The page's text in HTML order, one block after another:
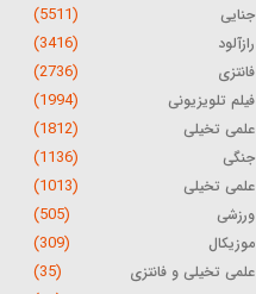
جنایی (5511)
رازآلود (3416)
فانتزی (2736)
فیلم تلویزیونی (1994)
علمی تخیلی (1812)
جنگی (1136)
علمی تخیلی (1013)
ورزشی (505)
موزیکال (309)
علمی تخیلی و فانتزی (35)